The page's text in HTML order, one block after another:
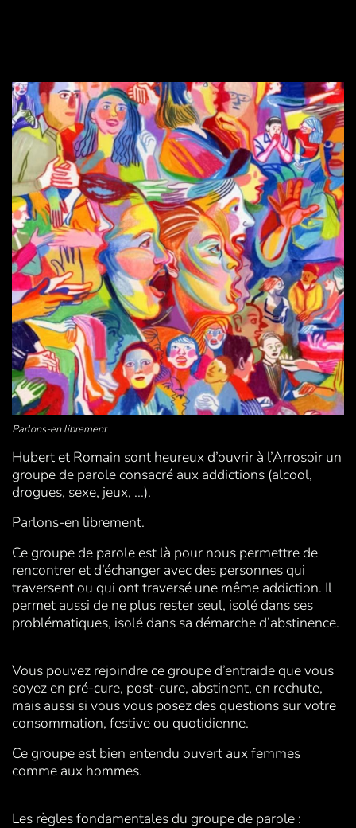
Parlons-en librement
Hubert et Romain sont heureux d’ouvrir à l’Arrosoir un
groupe de parole consacré aux addictions (alcool,
drogues, sexe, jeux, ...).
Parlons-en librement.
Ce groupe de parole est là pour nous permettre de
rencontrer et d’échanger avec des personnes qui
traversent ou qui ont traversé une même addiction. Il
permet aussi de ne plus rester seul, isolé dans ses
problématiques, isolé dans sa démarche d’abstinence.
Vous pouvez rejoindre ce groupe d’entraide que vous
soyez en pré-cure, post-cure, abstinent, en rechute,
mais aussi si vous vous posez des questions sur votre
consommation, festive ou quotidienne.
Ce groupe est bien entendu ouvert aux femmes
comme aux hommes.
Les règles fondamentales du groupe de parole :